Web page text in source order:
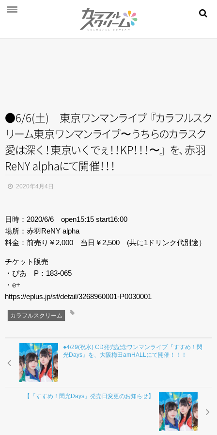
MOVIE
AUDITION
STORE
FAN CLUB
●6/6(土) 東京ワンマンライブ『カラフルスク
リーム東京ワ ンマンライブ〜うち らのカラスク
愛は深 く ！ 東京いく でぇ ！！ KP！！！ 〜 』 を、 赤羽
ReNY alphaにて開催！！！
2020年4月4日
日時：2020/6/6 open15:15 start16:00
場所：赤羽ReNY alpha
料金：前売り￥2,000 当日￥2,500 (共に1ドリンク代別途）
チケット販売
・ぴあ P：183-065
・e+
https://eplus.jp/sf/detail/3268960001-P0030001
カラフルスクリーム
●4/29(祝水) CD発売記念ワンマンライブ『すすめ！閃
光Days』を、大阪梅田amHALLにて開催！！！
【「すすめ！閃光Days」発売日変更のお知らせ】